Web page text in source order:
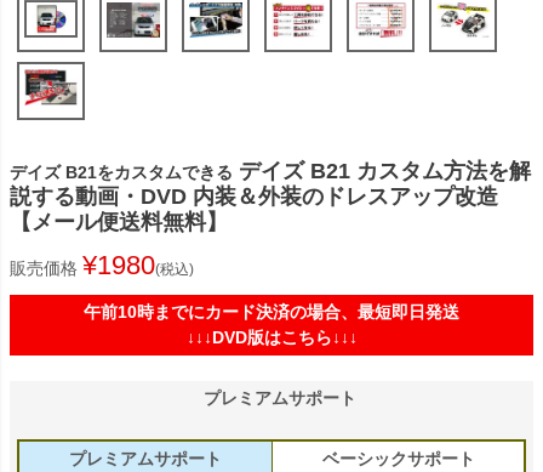
デイズ B21をカスタムできる デイズ B21 カスタム方法を解
説する動画・DVD 内装＆外装のドレスアップ改造
【メール便送料無料】
販売価格 ¥1980 税込
午前10時までにカード決済の場合、最短即日発送
↓↓↓DVD版はこちら↓↓↓
プレミアムサポート
プレミアムサポート
ベーシックサポート